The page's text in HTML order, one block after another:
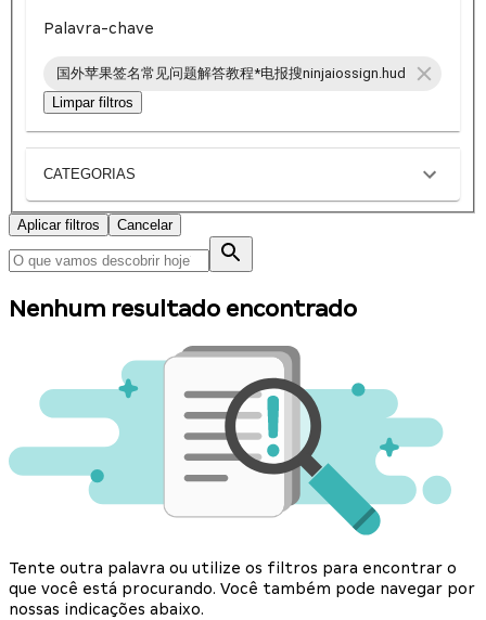
Palavra-chave
国外苹果签名常见问题解答教程*电报搜ninjaiossign.hud
Limpar filtros
CATEGORIAS
Aplicar filtros Cancelar
Nenhum resultado encontrado
Tente outra palavra ou utilize os filtros para encontrar o
que você está procurando. Você também pode navegar por
nossas indicações abaixo.